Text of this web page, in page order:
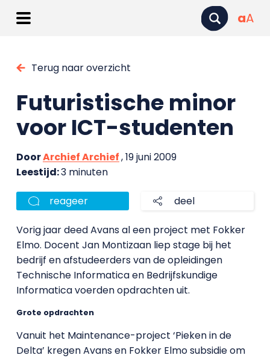
aA
Terug naar overzicht
Futuristische minor
voor ICT-studenten
DoorArchief Archief, 19 juni 2009
Leestijd:3 minuten
reageer deel
Vorig jaar deed Avans al een project met Fokker
Elmo. Docent Jan Montizaan liep stage bij het
bedrijf en afstudeerders van de opleidingen
Technische Informatica en Bedrijfskundige
Informatica voerden opdrachten uit.
Grote opdrachten
Vanuit het Maintenance-project ‘Pieken in de
Delta’ kregen Avans en Fokker Elmo subsidie om